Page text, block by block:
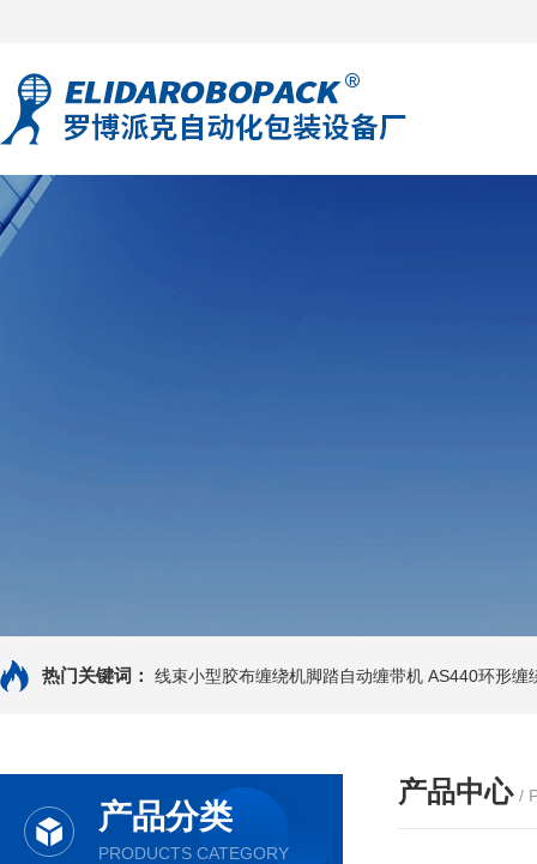
热门关键词： 线束小型胶布缠绕机脚踏自动缠带机 AS440环形缠
产品分类
PRODUCTS CATEGORY
产品中心 /